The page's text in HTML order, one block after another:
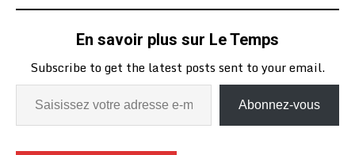
de presse organisée lundi
Initiée par l’association «
En savoir plus sur Le Temps
Subscribe to get the latest posts sent to your email.
Abonnez-vous